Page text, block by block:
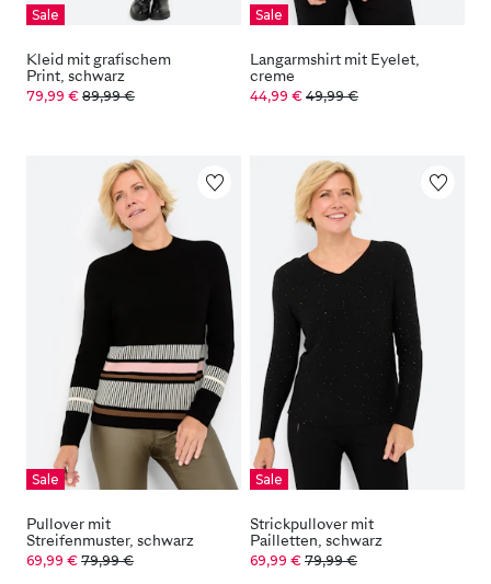
Sale
Kleid mit grafischem
Print, schwarz
79,99 € 89,99 €
Sale
Langarmshirt mit Eyelet,
creme
44,99 € 49,99 €
Sale
Pullover mit
Streifenmuster, schwarz
69,99 € 79,99 €
Sale
Strickpullover mit
Pailletten, schwarz
69,99 € 79,99 €